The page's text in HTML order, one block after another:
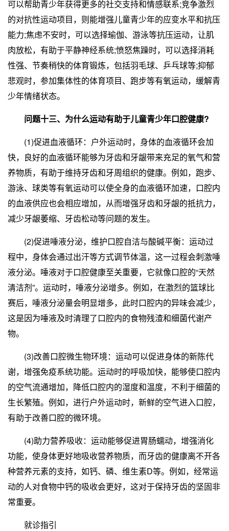
可以帮助青少年获得更多的社交支持和情感联系;竞争激烈
的对抗性运动项目，则能增强儿童青少年的应变水平和抗压
能力;焦虑不安时，可以选择瑜伽、游泳等抗压运动，让肌
肉放松，有助于平静神经系统;愤怒焦躁时，可以选择消耗
性强、节奏稍快的体育锻炼，包括羽毛球、乒乓球等;抑郁
悲观时，参加集体性的体育项目、跑步等有氧运动，缓解青
少年情绪状态。
问题十三、为什么运动有助于儿童青少年口腔健康?
(1)促进血液循环：户外运动时，身体的血液循环会加
快，良好的血液循环能够为牙齿和牙龈带来充足的氧气和营
养物质，有助于维持牙齿和牙周组织的健康。例如，跑步、
游泳、球类等有氧运动可以使全身的血液循环加速，口腔内
的血液供应也会相应增加，从而增强牙齿和牙龈的抵抗力，
减少牙龈萎缩、牙齿松动等问题的发生。
(2)促进唾液分泌，维护口腔自洁与酸碱平衡：运动过
程中，身体会通过出汗等方式调节体温，这一过程会刺激唾
液分泌。唾液对于口腔健康至关重要，它就像口腔的“天然
清洁剂”。运动时，唾液分泌增多。例如，在激烈的篮球比
赛后，唾液分泌量会明显增多，此时口腔内的异味会减少，
这是因为唾液及时清理了口腔内的食物残渣和细菌代谢产
物。
(3)改善口腔微生物环境：运动可以促进身体的新陈代
谢，增强免疫系统功能。运动时的呼吸加快，能够使口腔内
的空气流通增加，降低口腔内的湿度和温度，不利于细菌的
生长繁殖。例如，进行户外运动时，新鲜的空气进入口腔，
有助于改善口腔的微环境。
(4)助力营养吸收：运动能够促进胃肠蠕动，增强消化
功能，使身体更好地吸收营养物质，而牙齿的健康离不开各
种营养元素的支持，如钙、磷、维生素D等。例如，经常运
动的人对食物中钙的吸收会更好，这对于保持牙齿的坚固非
常重要。
就诊指引